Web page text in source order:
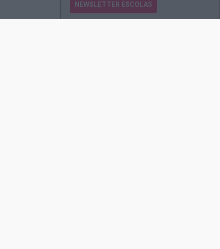
NEWSLETTER ESCOLAS